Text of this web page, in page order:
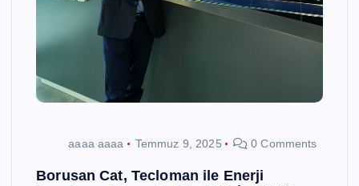
aaaa aaaa Temmuz 9, 2025 0 Comments
Borusan Cat, Tecloman ile Enerji